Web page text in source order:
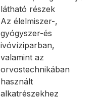
látható részek
Az élelmiszer-,
gyógyszer-és
ivóvíziparban,
valamint az
orvostechnikában
használt
alkatrészekhez